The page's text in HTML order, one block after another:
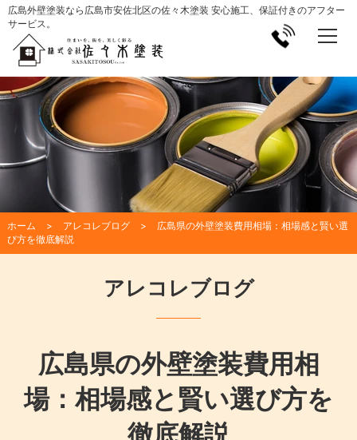
広島外壁塗装なら広島市安佐北区の佐々木塗装 安心施工、保証付きのアフター
サービス。
ホーム アレコレブログ
広島県の外壁塗装費用相場：相場感と賢い選
び方を徹底解説
アレコレブログ
広島県の外壁塗装費用相
場：相場感と賢い選び方を